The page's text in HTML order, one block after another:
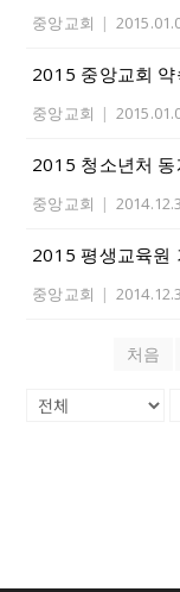
중앙교회 |
2015 중앙교회 약
중앙교회 |
2015 청소년처 동
중앙교회 |
2015 평생교육원
중앙교회 |
처음